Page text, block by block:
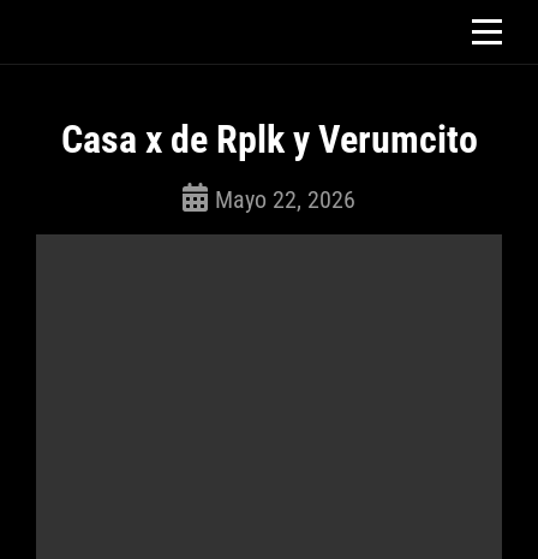
Casa x de Rplk y Verumcito
Mayo 22, 2026